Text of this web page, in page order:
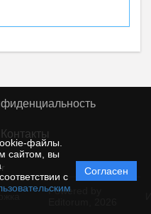
файлы.
сайтом, вы
с
Согласен
Контакты
Powered by